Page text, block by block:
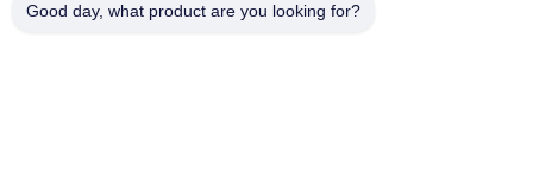
FPV jammer modülü RF güç amplifikatörü
Good day, what product are you looking for?